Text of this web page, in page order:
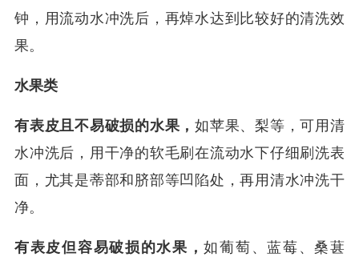
钟，用流动水冲洗后，再焯水达到比较好的清洗效
果。
水果类
有表皮且不易破损的水果，如苹果、梨等，可用清
水冲洗后，用干净的软毛刷在流动水下仔细刷洗表
面，尤其是蒂部和脐部等凹陷处，再用清水冲洗干
净。
有表皮但容易破损的水果，如葡萄、蓝莓、桑葚